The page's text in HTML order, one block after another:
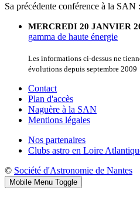
Sa précédente conférence à la SAN :
MERCREDI 20 JANVIER
gamma de haute énergie
Les informations ci-dessus ne
évolutions depuis septembre 2009
Contact
Plan d'accès
Naguère à la SAN
Mentions légales
Nos partenaires
Clubs astro en Loire
© Société d'Astronomie de Nantes
Mobile Menu Toggle